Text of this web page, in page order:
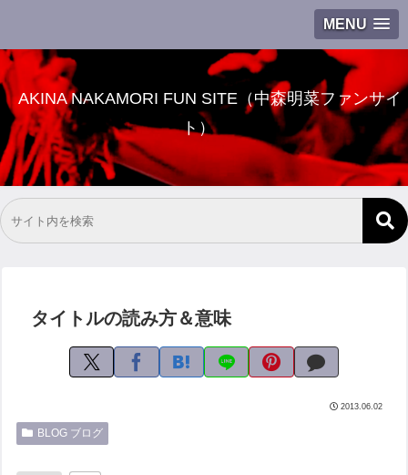
MENU
AKINA NAKAMORI FUN SITE（中森明菜ファンサイ
ト）
タイトルの読み方＆意味
2013.06.02
BLOG ブログ